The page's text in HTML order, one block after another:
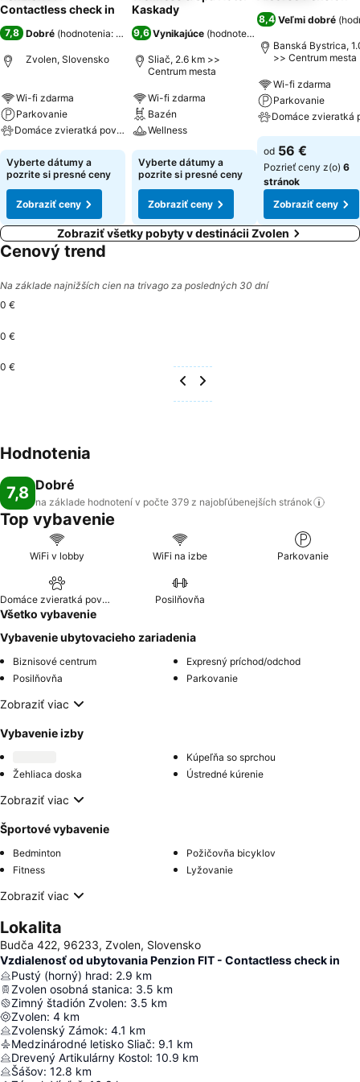
Contactless check in
7,8 Dobré (hodnotenia: 379)
Zvolen, Slovensko
Wi-fi zdarma
Parkovanie
Domáce zvieratká povolené
Vyberte dátumy a
pozrite si presné ceny
Zobraziť ceny
Kaskady
9,6 Vynikajúce (hodnotenia: 4 432
Sliač, 2.6 km >>
Centrum mesta
Wi-fi zdarma
Bazén
Wellness
Vyberte dátumy a
pozrite si presné ceny
Zobraziť ceny
8,4 Veľmi dobré (
Banská Bystrica,
>> Centrum mesta
Wi-fi zdarma
Parkovanie
Domáce zvieratká
od 56 €
Pozrieť ceny z(o) 6
stránok
Zobraziť ceny
Zobraziť všetky pobyty v destinácii Zvolen
Cenový trend
Na základe najnižších cien na trivago za posledných 30 dní
0 €
0 €
0 €
Hodnotenia
7,8 Dobré
na základe hodnotení v počte 379 z najobľúbenejších stránok
Top vybavenie
WiFi v lobby WiFi na izbe Parkovanie
Domáce zvieratká povolené Posilňovňa
Všetko vybavenie
Vybavenie ubytovacieho zariadenia
Biznisové centrum
Expresný príchod/odchod
Posilňovňa
Parkovanie
Zobraziť viac
Vybavenie izby
Kúpeľňa so sprchou
Žehliaca doska
Ústredné kúrenie
Zobraziť viac
Športové vybavenie
Bedminton
Požičovňa bicyklov
Fitness
Lyžovanie
Zobraziť viac
Lokalita
Budča 422, 96233, Zvolen, Slovensko
Vzdialenosť od ubytovania Penzion FIT - Contactless check in
Pustý (horný) hrad: 2.9 km
Zvolen osobná stanica: 3.5 km
Zimný štadión Zvolen: 3.5 km
Zvolen: 4 km
Zvolenský Zámok: 4.1 km
Medzinárodné letisko Sliač: 9.1 km
Drevený Artikulárny Kostol: 10.9 km
Šášov: 12.8 km